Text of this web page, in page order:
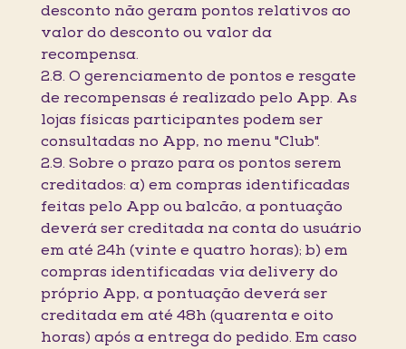
desconto não geram pontos relativos ao
valor do desconto ou valor da
recompensa.
2.8. O gerenciamento de pontos e resgate
de recompensas é realizado pelo App. As
lojas físicas participantes podem ser
consultadas no App, no menu "Club".
2.9. Sobre o prazo para os pontos serem
creditados: a) em compras identificadas
feitas pelo App ou balcão, a pontuação
deverá ser creditada na conta do usuário
em até 24h (vinte e quatro horas); b) em
compras identificadas via delivery do
próprio App, a pontuação deverá ser
creditada em até 48h (quarenta e oito
horas) após a entrega do pedido. Em caso